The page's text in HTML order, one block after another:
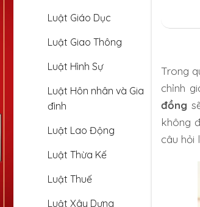
Luật Giáo Dục
Luật Giao Thông
Luật Hình Sự
Luật Hôn nhân và Gia
đình
Luật Lao Động
Luật Thừa Kế
Luật Thuế
Luật Xây Dựng
Trong
chỉnh
đồng
không
câu hỏi